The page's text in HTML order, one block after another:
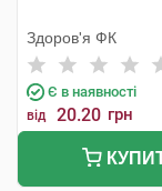
Здоров'я ФК
Є в наявності
від 20.20 грн